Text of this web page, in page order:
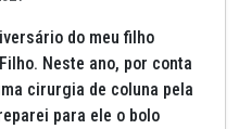
do meu filho
Neste ano, por conta
cirurgia de coluna pela
para ele o bolo